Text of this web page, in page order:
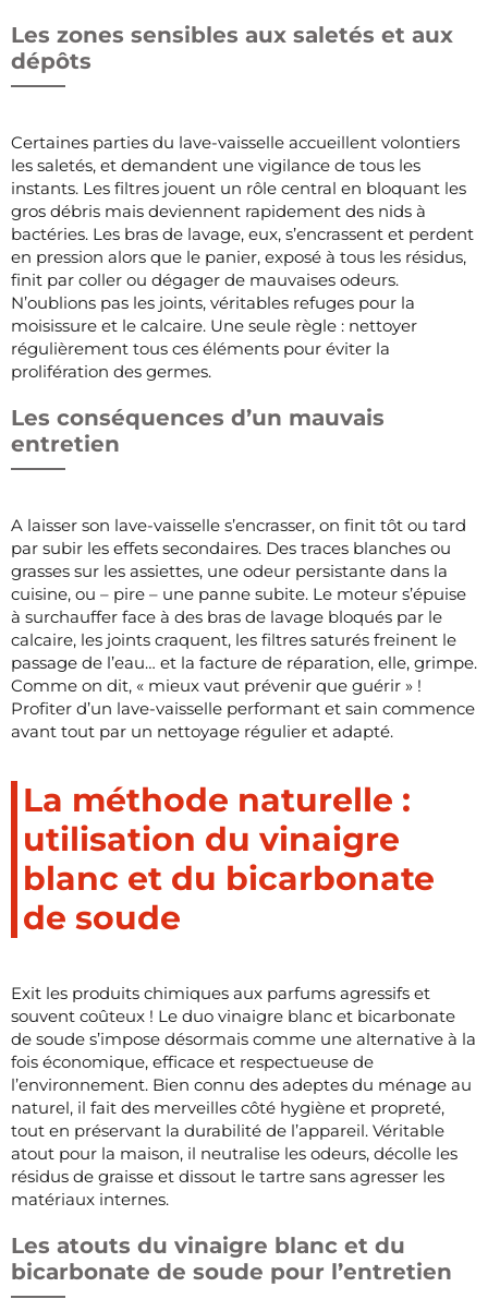
Les zones sensibles aux saletés et aux
dépôts
Certaines parties du lave-vaisselle accueillent volontiers
les saletés, et demandent une vigilance de tous les
instants. Les filtres jouent un rôle central en bloquant les
gros débris mais deviennent rapidement des nids à
bactéries. Les bras de lavage, eux, s’encrassent et perdent
en pression alors que le panier, exposé à tous les résidus,
finit par coller ou dégager de mauvaises odeurs.
N’oublions pas les joints, véritables refuges pour la
moisissure et le calcaire. Une seule règle : nettoyer
régulièrement tous ces éléments pour éviter la
prolifération des germes.
Les conséquences d’un mauvais
entretien
A laisser son lave-vaisselle s’encrasser, on finit tôt ou tard
par subir les effets secondaires. Des traces blanches ou
grasses sur les assiettes, une odeur persistante dans la
cuisine, ou – pire – une panne subite. Le moteur s’épuise
à surchauffer face à des bras de lavage bloqués par le
calcaire, les joints craquent, les filtres saturés freinent le
passage de l’eau… et la facture de réparation, elle, grimpe.
Comme on dit, « mieux vaut prévenir que guérir » !
Profiter d’un lave-vaisselle performant et sain commence
avant tout par un nettoyage régulier et adapté.
La méthode naturelle :
utilisation du vinaigre
blanc et du bicarbonate
de soude
Exit les produits chimiques aux parfums agressifs et
souvent coûteux ! Le duo vinaigre blanc et bicarbonate
de soude s’impose désormais comme une alternative à la
fois économique, efficace et respectueuse de
l’environnement. Bien connu des adeptes du ménage au
naturel, il fait des merveilles côté hygiène et propreté,
tout en préservant la durabilité de l’appareil. Véritable
atout pour la maison, il neutralise les odeurs, décolle les
résidus de graisse et dissout le tartre sans agresser les
matériaux internes.
Les atouts du vinaigre blanc et du
bicarbonate de soude pour l’entretien